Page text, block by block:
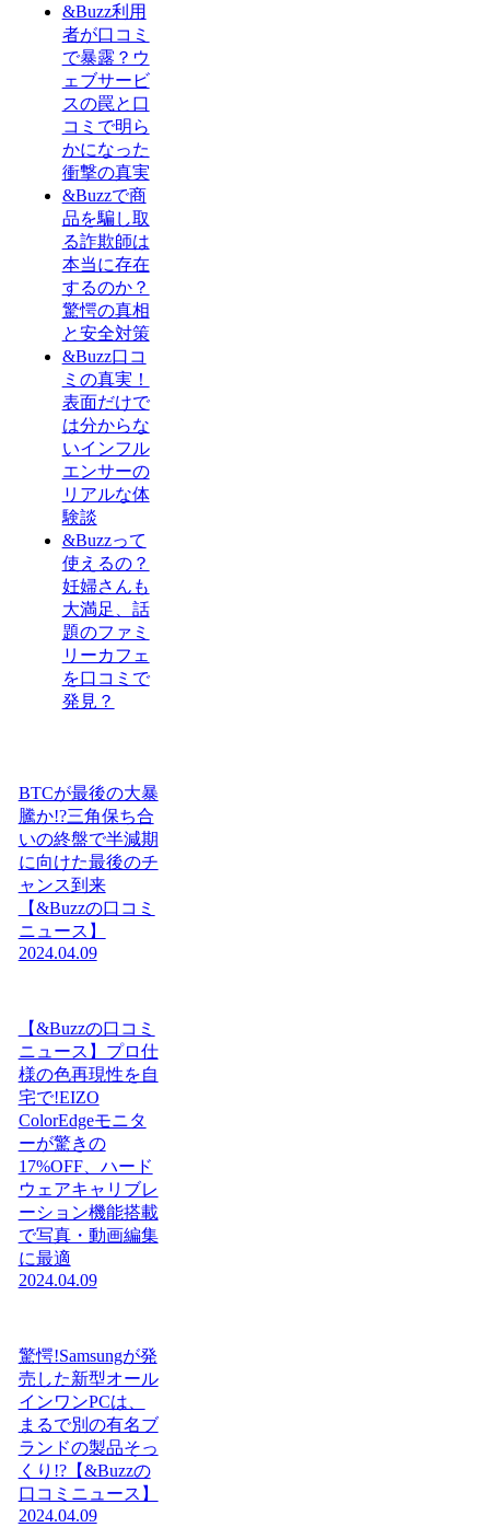
&Buzz利用
者が口コミ
で暴露？ウ
ェブサービ
スの罠と口
コミで明ら
かになった
衝撃の真実
&Buzzで商
品を騙し取
る詐欺師は
本当に存在
するのか？
驚愕の真相
と安全対策
&Buzz口コ
ミの真実！
表面だけで
は分からな
いインフル
エンサーの
リアルな体
験談
&Buzzって
使えるの？
妊婦さんも
大満足、話
題のファミ
リーカフェ
を口コミで
発見？
BTCが最後の大暴
騰か!?三角保ち合
いの終盤で半減期
に向けた最後のチ
ャンス到来
【&Buzzの口コミ
ニュース】
2024.04.09
【&Buzzの口コミ
ニュース】プロ仕
様の色再現性を自
宅で!EIZO
ColorEdgeモニタ
ーが驚きの
17%OFF、ハード
ウェアキャリブレ
ーション機能搭載
で写真・動画編集
に最適
2024.04.09
驚愕!Samsungが発
売した新型オール
インワンPCは、
まるで別の有名ブ
ランドの製品そっ
くり!?【&Buzzの
口コミニュース】
2024.04.09